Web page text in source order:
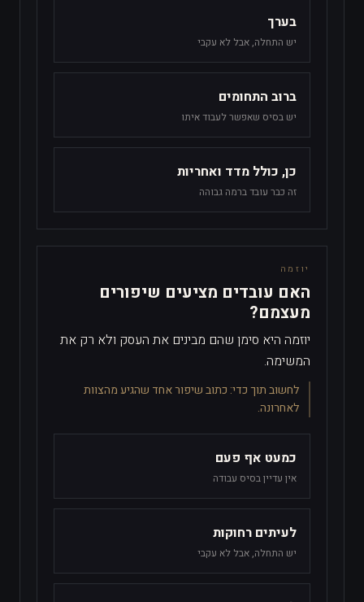
בערך
יש התחלה, אבל לא עקבי
ברוב התחומים
יש בסיס שאפשר לעבוד איתו
כן, כולל מדד ואחריות
זה כבר עובד ברמה גבוהה
יוזמה
האם עובדים מציעים שיפורים
מעצמם?
יוזמה היא סימן שהם מבינים את העסק ולא רק את
המשימה.
לחשוב תוך כדי: כתוב שיפור אחד שהגיע מהצוות
לאחרונה.
כמעט אף פעם
אין עדיין בסיס עבודה
לעיתים רחוקות
יש התחלה, אבל לא עקבי